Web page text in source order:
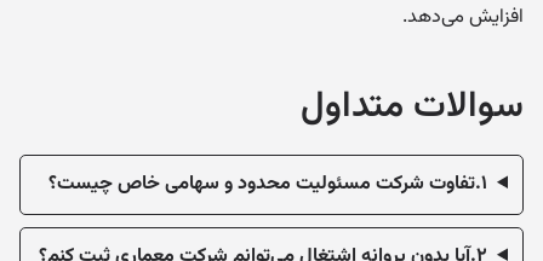
افزایش می‌دهد.
سوالات متداول
۱.تفاوت شرکت مسئولیت محدود و سهامی خاص چیست؟